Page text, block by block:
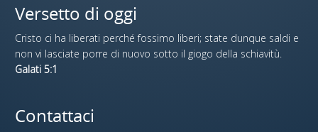
Versetto di oggi
Cristo ci ha liberati perché fossimo liberi; state dunque saldi e
non vi lasciate porre di nuovo sotto il giogo della schiavitù.
Galati 5:1
Contattaci